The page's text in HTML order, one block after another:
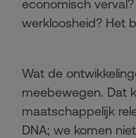
economisch
werkloosheid? Het
Wat de
meebewegen. Dat
maatschappelijk
DNA; we komen